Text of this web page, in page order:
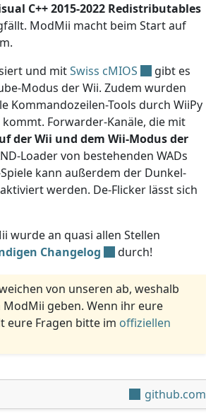
C++ 2015-2022 Redistributables
ModMii macht beim Start auf
und mitSwiss cMIOS
gibt es
Modus der Wii. Zudem wurden
Kommandozeilen-Tools durch WiiPy
kommt. Forwarder-Kanäle, die mit
der Wii und dem Wii-Modus der
Loader von bestehenden WADs
kann außerdem der Dunkel-
werden. De-Flicker lässt sich
wurde an quasi allen Stellen
Changelog durch!
von unseren ab, weshalb
geben. Wenn ihr eure
eure Fragen bitte im offiziellen
– jetzt auch für die Wii U und vWii'
github.com